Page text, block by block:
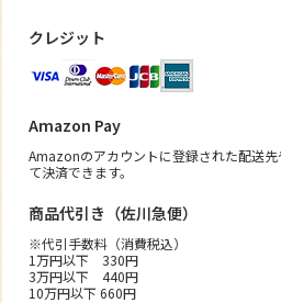
クレジット
Amazon Pay
Amazonのアカウントに登録された配送
て決済できます。
商品代引き（佐川急便）
※代引手数料（消費税込）
1万円以下 330円
3万円以下 440円
10万円以下 660円